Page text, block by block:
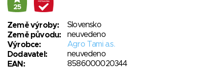
25
Země výroby:
Slovensko
Země původu:
neuvedeno
Výrobce:
Agro Tami a.s.
Dodavatel:
neuvedeno
EAN:
8586000020344